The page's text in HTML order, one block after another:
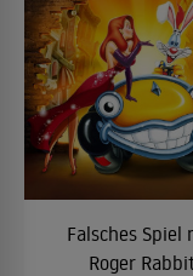
Falsches Spiel
Roger